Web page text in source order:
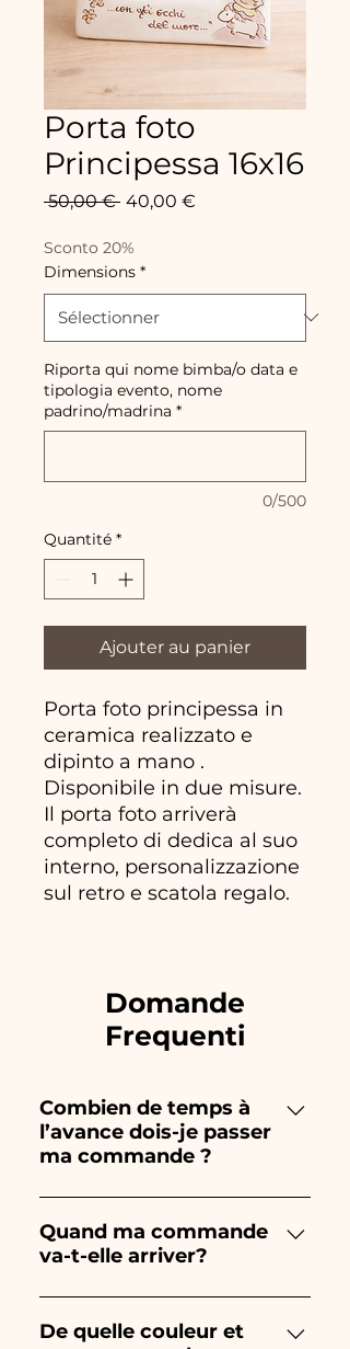
Porta foto
Principessa 16x16
50,00 € Prix
40,00 €
Sconto 20%
Dimensions *
Riporta qui nome bimba/o data e
tipologia evento, nome
padrino/madrina *
0/500
Quantité *
Ajouter au panier
Porta foto principessa in
ceramica realizzato e
dipinto a mano .
Disponibile in due misure.
Il porta foto arriverà
completo di dedica al suo
interno, personalizzazione
sul retro e scatola regalo.
Domande
Frequenti
Combien de temps à
l’avance dois-je passer
ma commande ?
Ceramiche Ania crée et peint
entièrement à la main, donc
leur création prend beaucoup
quantité, nous vous
Quand ma commande
va-t-elle arriver?
La réception de la commande
est garantie 10/15 jours avant
De quelle couleur et